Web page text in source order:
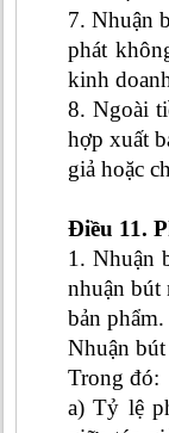
7. Nhuận
phát
kinh
8. Ngoài
hợp xuất
giả hoặc
Điều 11.
1. Nhuận
nhuận bút
bản phẩm.
Nhuận
Trong đó:
a) Tỷ lệ